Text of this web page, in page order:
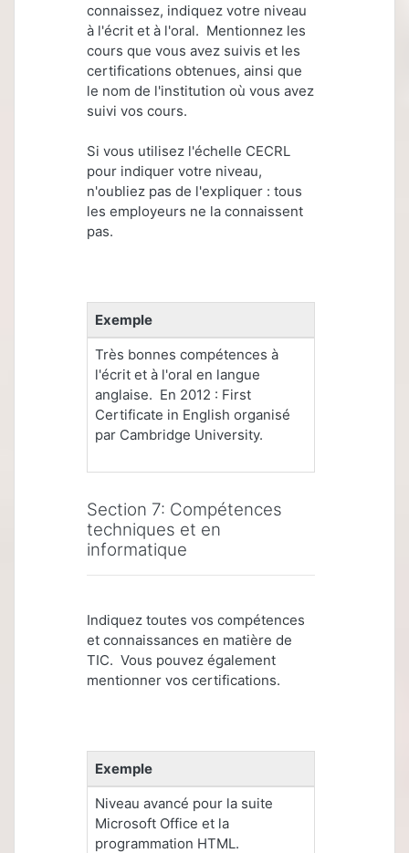
connaissez, indiquez votre niveau
à l'écrit et à l'oral. Mentionnez les
cours que vous avez suivis et les
certifications obtenues, ainsi que
le nom de l'institution où vous avez
suivi vos cours.
Si vous utilisez l'échelle CECRL
pour indiquer votre niveau,
n'oubliez pas de l'expliquer : tous
les employeurs ne la connaissent
pas.
Exemple
Très bonnes compétences à
l'écrit et à l'oral en langue
anglaise. En 2012 : First
Certificate in English organisé
par Cambridge University.
Section 7: Compétences
techniques et en
informatique
Indiquez toutes vos compétences
et connaissances en matière de
TIC. Vous pouvez également
mentionner vos certifications.
Exemple
Niveau avancé pour la suite
Microsoft Office et la
programmation HTML.